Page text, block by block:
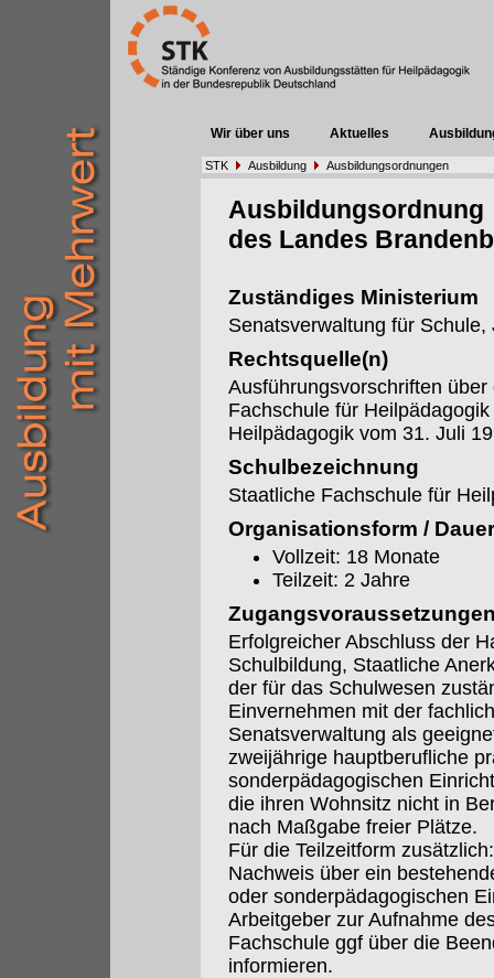
Wir über uns Aktuelles
STK Ausbildung Ausbildungsordnungen
Ausbildungsordnung
des Landes
Zuständiges Ministerium
Senatsverwaltung für
Rechtsquelle(n)
Ausführungsvorschriften
Fachschule für
Heilpädagogik vom 31. Juli
Schulbezeichnung
Staatliche Fachschule für
Organisationsform / Dauer
Vollzeit: 18 Monate
Teilzeit: 2 Jahre
Erfolgreicher Abschluss der
Schulbildung, Staatliche
der für das Schulwesen
Einvernehmen mit der
Senatsverwaltung als
zweijährige hauptberufliche
sonderpädagogischen
die ihren Wohnsitz nicht in
nach Maßgabe freier Plätze.
Für die Teilzeitform zusätzlich:
Nachweis über ein
oder sonderpädagogischen
Arbeitgeber zur Aufnahme
Fachschule ggf über die
informieren.